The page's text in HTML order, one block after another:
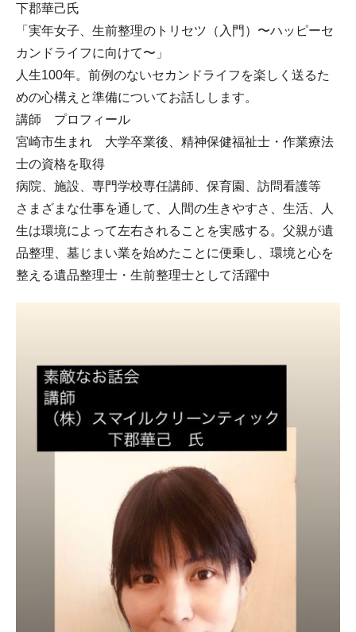
下郡華己氏
「実年女子、生前整理のトリセツ（入門）〜ハッピーセ
カンドライフに向けて〜」
人生100年。前例のないセカンドライフを楽しく送るた
めの心構えと準備についてお話しします。
講師 プロフィール
宮崎市生まれ 大学卒業後、精神保健福祉士・作業療法
士の資格を取得
病院、施設、専門学校専任講師、保育園、訪問看護等
さまざまな仕事を通して、人間の生きやすさ、生活、人
生は環境によって左右されることを実感する。父親が遺
品整理、墓じまい業を始めたことに便乗し、環境と心を
整える遺品整理士・生前整理士として活躍中